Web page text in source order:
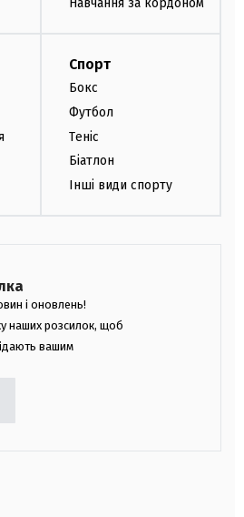
Навчання за кордоном
Спорт
Бокс
Футбол
Теніс
Біатлон
Інші види спорту
і оновлень!
наших розсилок, щоб
вашим